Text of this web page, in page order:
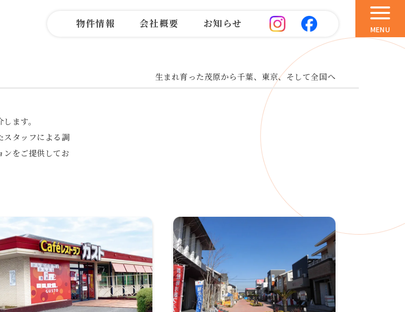
物件情報 会社概要 お知らせ MENU
生まれ育った茂原から千葉、東京、そして全国へ
ます。
スタッフによる調
ンをご提供してお